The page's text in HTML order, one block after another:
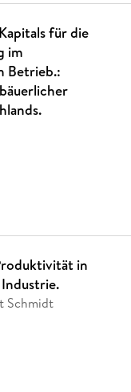
für die
im
Betrieb.:
in
Schmidt